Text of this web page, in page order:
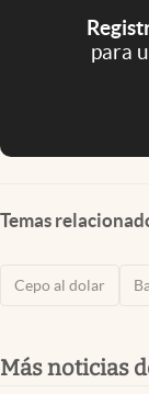
para
Temas
Cepo al dolar
Más noticias